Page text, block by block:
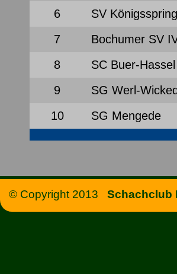
6
SV
7
Bochumer SV
8
SC Buer-Hassel
9
SG Werl-
10
SG Mengede
© Copyright 2013 Schachclub